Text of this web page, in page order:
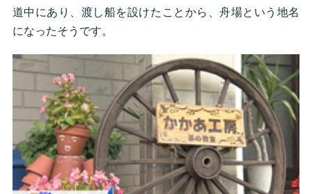
道中にあり、渡し船を設けたことから、舟場という地名
になったそうです。